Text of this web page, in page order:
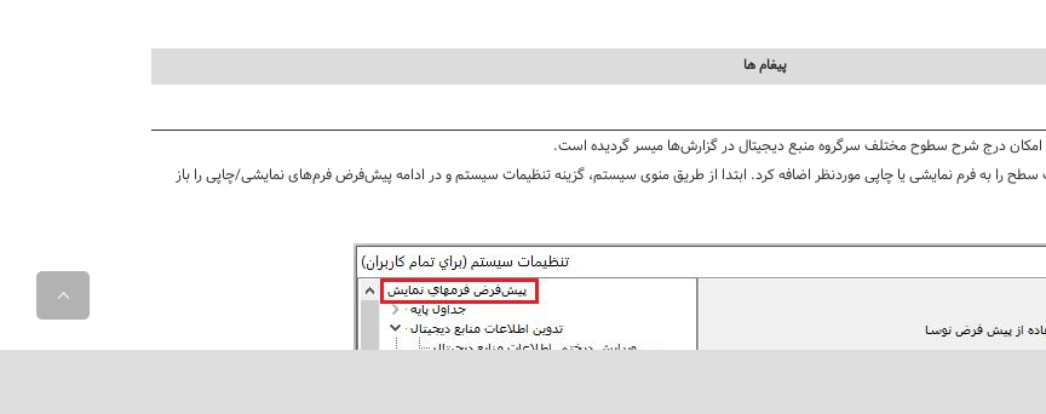
پيغام ها
را به فرم‌ نمایشی یا چاپی مورد‌نظر اضافه کرد. ابتدا از طریق منوی سیستم، گزینه تنظیمات سیستم و در ادامه پیش‌فرض فرم‌های نمایشی/چاپی را باز